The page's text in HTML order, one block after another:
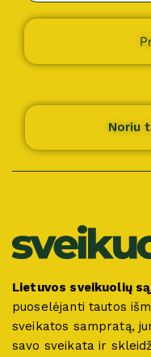
Noriu
Lietuvos sveikuolių
puoselėjanti tautos
sveikatos sampratą,
savo sveikata ir